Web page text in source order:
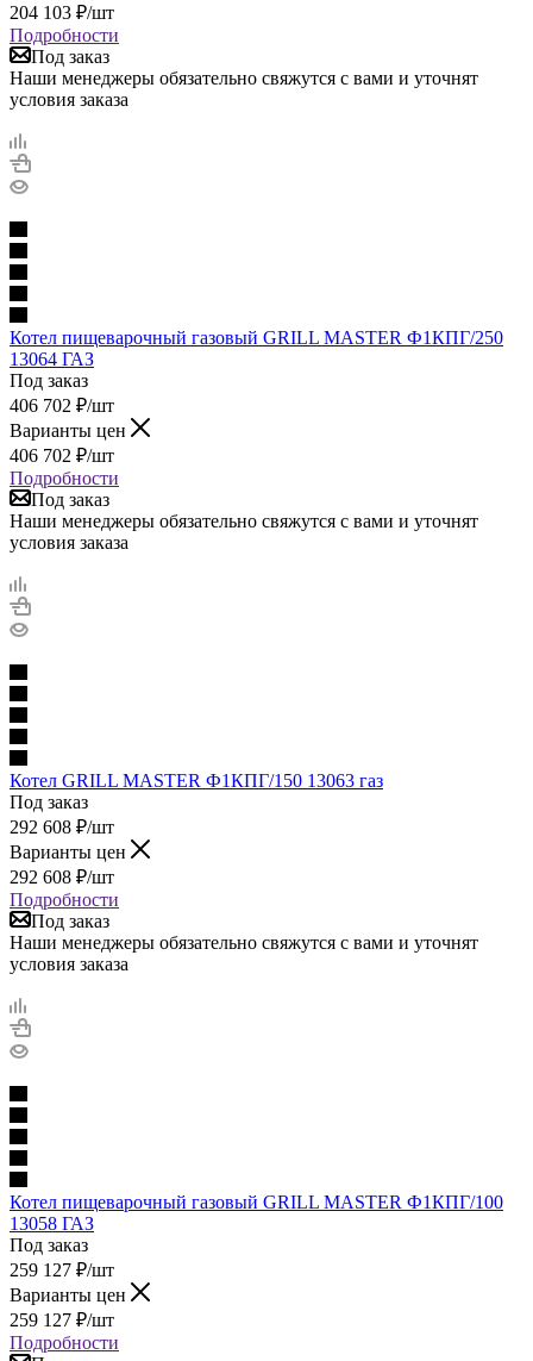
204 103 ₽/шт
Подробности
Под заказ
Наши менеджеры обязательно свяжутся с вами и уточнят
условия заказа
Котел пищеварочный газовый GRILL MASTER Ф1КПГ/250
13064 ГАЗ
Под заказ
406 702 ₽/шт
Варианты цен
406 702 ₽/шт
Подробности
Под заказ
Наши менеджеры обязательно свяжутся с вами и уточнят
условия заказа
Котел GRILL MASTER Ф1КПГ/150 13063 газ
Под заказ
292 608 ₽/шт
Варианты цен
292 608 ₽/шт
Подробности
Под заказ
Наши менеджеры обязательно свяжутся с вами и уточнят
условия заказа
Котел пищеварочный газовый GRILL MASTER Ф1КПГ/100
13058 ГАЗ
Под заказ
259 127 ₽/шт
Варианты цен
259 127 ₽/шт
Подробности